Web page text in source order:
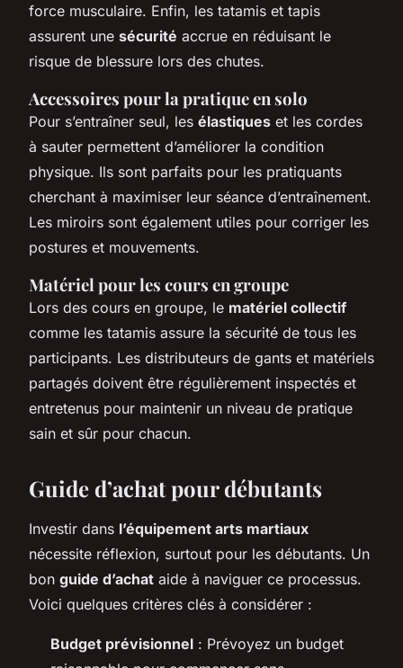
force musculaire. Enfin, les tatamis et tapis
assurent une sécurité accrue en réduisant le
risque de blessure lors des chutes.
Accessoires pour la pratique en solo
Pour s’entraîner seul, les élastiques et les cordes
à sauter permettent d’améliorer la condition
physique. Ils sont parfaits pour les pratiquants
cherchant à maximiser leur séance d’entraînement.
Les miroirs sont également utiles pour corriger les
postures et mouvements.
Matériel pour les cours en groupe
Lors des cours en groupe, le matériel collectif
comme les tatamis assure la sécurité de tous les
participants. Les distributeurs de gants et matériels
partagés doivent être régulièrement inspectés et
entretenus pour maintenir un niveau de pratique
sain et sûr pour chacun.
Guide d’achat pour débutants
Investir dans l’équipement arts martiaux
nécessite réflexion, surtout pour les débutants. Un
bon guide d’achat aide à naviguer ce processus.
Voici quelques critères clés à considérer :
Budget prévisionnel : Prévoyez un budget